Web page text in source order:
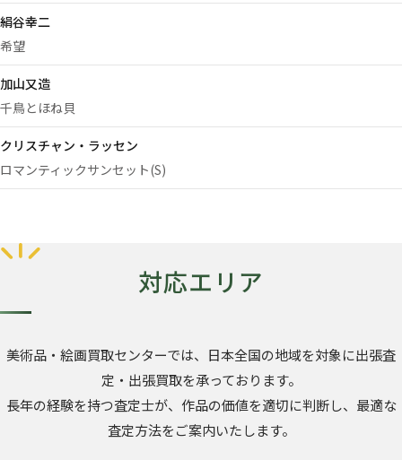
絹谷幸二
希望
加山又造
千鳥とほね貝
クリスチャン・ラッセン
ロマンティックサンセット(S)
対応エリア
美術品・絵画買取センターでは、日本全国の地域を対象に出張査
定・出張買取を承っております。
長年の経験を持つ査定士が、作品の価値を適切に判断し、最適な
査定方法をご案内いたします。